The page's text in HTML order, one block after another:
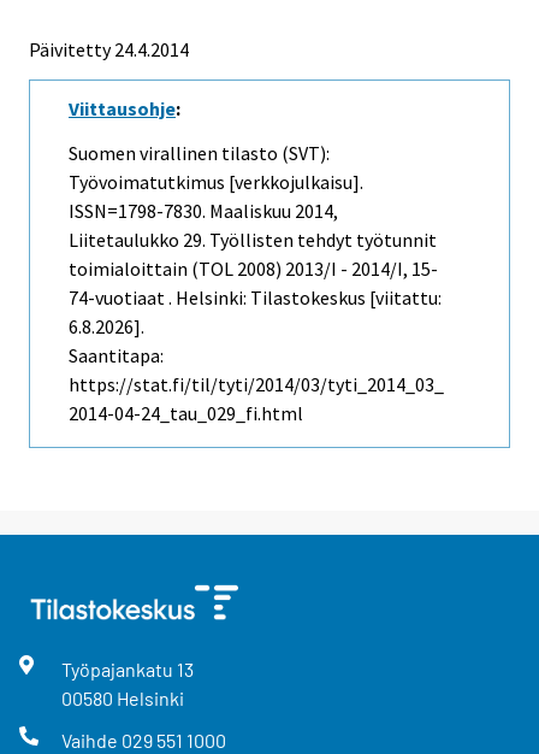
Päivitetty 24.4.2014
Viittausohje:
Suomen virallinen tilasto (SVT):
Työvoimatutkimus [verkkojulkaisu].
ISSN=1798-7830. Maaliskuu 2014,
Liitetaulukko 29. Työllisten tehdyt työtunnit
toimialoittain (TOL 2008) 2013/I - 2014/I, 15-
74-vuotiaat . Helsinki: Tilastokeskus [viitattu:
6.8.2026].
Saantitapa:
https://stat.fi/til/tyti/2014/03/tyti_2014_03_
2014-04-24_tau_029_fi.html
Työpajankatu 13
00580 Helsinki
Vaihde 029 551 1000